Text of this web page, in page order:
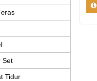
Set
Tidur